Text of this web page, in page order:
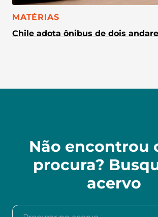
CATEGORIA:
MATÉRIAS
Chile adota ônibus de dois
Não encontrou
procura?
acervo
Procurar no acervo